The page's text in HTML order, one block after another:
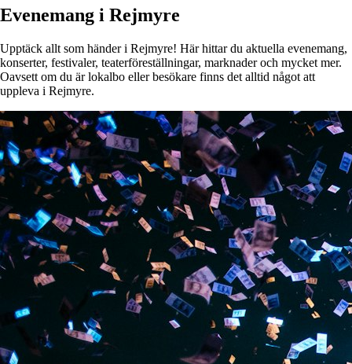
Evenemang i Rejmyre
Upptäck allt som händer i Rejmyre! Här hittar du aktuella evenemang,
konserter, festivaler, teaterföreställningar, marknader och mycket mer.
Oavsett om du är lokalbo eller besökare finns det alltid något att
uppleva i Rejmyre.